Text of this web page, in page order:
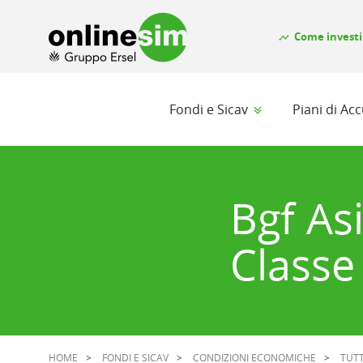
timeline Come
Fondi e Sicav Piani di
Bgf
HOME FONDI E SICAV CONDIZIONI ECONOMICHE